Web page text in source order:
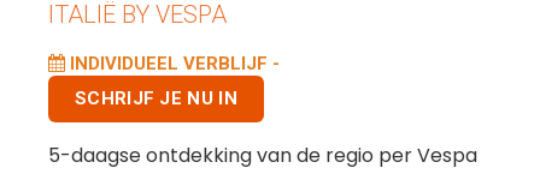
ITALIË BY VESPA
INDIVIDUEEL VERBLIJF -
SCHRIJF JE NU IN
5-daagse ontdekking van de regio per Vespa